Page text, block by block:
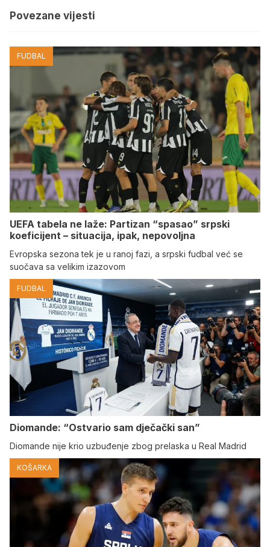
Povezane vijesti
FUDBAL
UEFA tabela ne laže: Partizan “spasao” srpski
koeficijent – situacija, ipak, nepovoljna
Evropska sezona tek je u ranoj fazi, a srpski fudbal već se
suočava sa velikim izazovom
FUDBAL
Diomande: “Ostvario sam dječački san”
Diomande nije krio uzbuđenje zbog prelaska u Real Madrid
KOŠARKA